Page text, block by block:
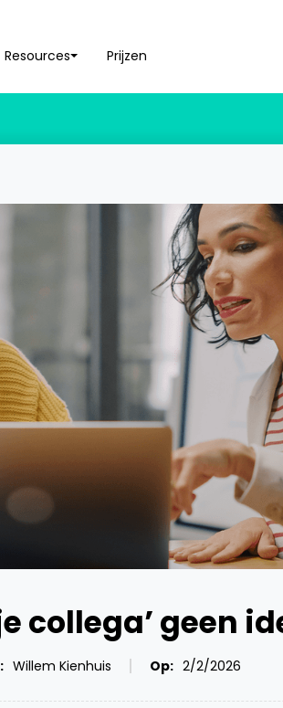
Resources Prijzen
collega’ geen
Willem Kienhuis Op: 2/2/2026